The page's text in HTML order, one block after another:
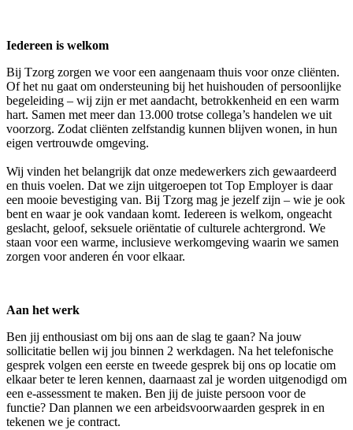
Iedereen is welkom
Bij Tzorg zorgen we voor een aangenaam thuis voor onze cliënten.
Of het nu gaat om ondersteuning bij het huishouden of persoonlijke
begeleiding – wij zijn er met aandacht, betrokkenheid en een warm
hart. Samen met meer dan 13.000 trotse collega’s handelen we uit
voorzorg. Zodat cliënten zelfstandig kunnen blijven wonen, in hun
eigen vertrouwde omgeving.
Wij vinden het belangrijk dat onze medewerkers zich gewaardeerd
en thuis voelen. Dat we zijn uitgeroepen tot Top Employer is daar
een mooie bevestiging van. Bij Tzorg mag je jezelf zijn – wie je ook
bent en waar je ook vandaan komt. Iedereen is welkom, ongeacht
geslacht, geloof, seksuele oriëntatie of culturele achtergrond. We
staan voor een warme, inclusieve werkomgeving waarin we samen
zorgen voor anderen én voor elkaar.
Aan het werk
Ben jij enthousiast om bij ons aan de slag te gaan? Na jouw
sollicitatie bellen wij jou binnen 2 werkdagen. Na het telefonische
gesprek volgen een eerste en tweede gesprek bij ons op locatie om
elkaar beter te leren kennen, daarnaast zal je worden uitgenodigd om
een e-assessment te maken. Ben jij de juiste persoon voor de
functie? Dan plannen we een arbeidsvoorwaarden gesprek in en
tekenen we je contract.